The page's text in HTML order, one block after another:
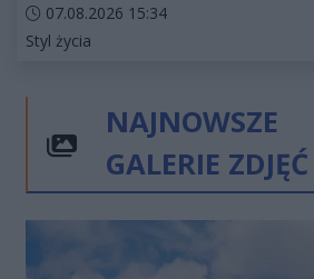
Data dodania artykułu:
07.08.2026 15:34
Kategorie artykułu:
Styl życia
NAJNOWSZE
GALERIE ZDJĘĆ